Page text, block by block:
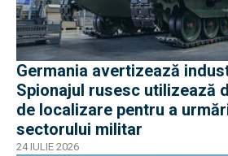
Germania avertizează
Spionajul rusesc utilizează
de localizare pentru a
sectorului militar
24 IULIE 2026